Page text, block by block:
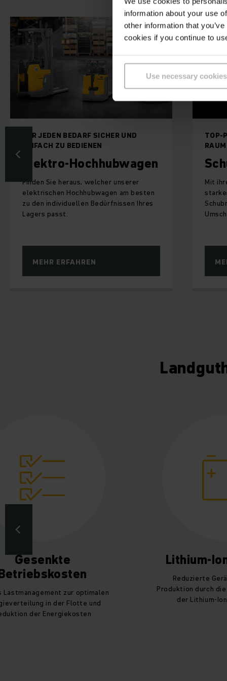
information about your use
other information that
cookies if you continue to
Use necessary
TOP-PERFORMANCE AUF ENGSTEM
RAUM
Schubmaststapler
Mit ihrer kompakten Bauweise und dem
starken Hubvermögen sorgen unsere
Schubmaststapler für eine hohe
Umschlagleistung.
MEHR ERFAHREN
DER
LAGER
Egal,
den
Gesenkte
Lastmanagement zur optimalen
in der Flotte und
der Energiekosten
Lithium-
Reduzierte
Produktion durch
der Lithium-